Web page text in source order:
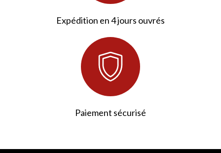
Expédition en 4 jours ouvrés
Paiement sécurisé